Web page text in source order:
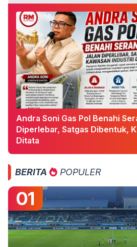
Andra Soni Gas Pol Benahi
Diperlebar, Satgas Dibentuk,
Ditata
BERITA POPULER
01